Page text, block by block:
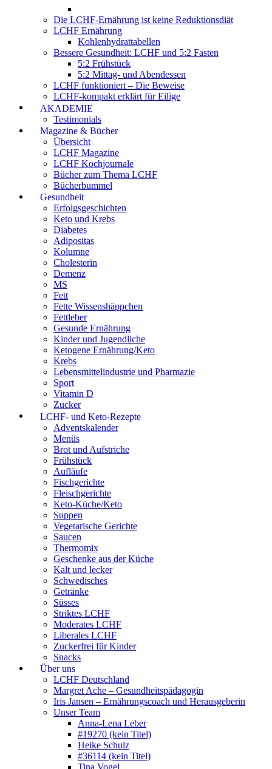
Die LCHF-Ernährung ist keine Reduktionsdiät
LCHF Ernährung
Kohlenhydrattabellen
Bessere Gesundheit: LCHF und 5:2 Fasten
5:2 Frühstück
5:2 Mittag- und Abendessen
LCHF funktioniert – Die Beweise
LCHF-kompakt erklärt für Eilige
AKADEMIE
Testimonials
Magazine & Bücher
Übersicht
LCHF Magazine
LCHF Kochjournale
Bücher zum Thema LCHF
Bücherbummel
Gesundheit
Erfolgsgeschichten
Keto und Krebs
Diabetes
Adipositas
Kolumne
Cholesterin
Demenz
MS
Fett
Fette Wissenshäppchen
Fettleber
Gesunde Ernährung
Kinder und Jugendliche
Ketogene Ernährung/Keto
Krebs
Lebensmittelindustrie und Pharmazie
Sport
Vitamin D
Zucker
LCHF- und Keto-Rezepte
Adventskalender
Menüs
Brot und Aufstriche
Frühstück
Aufläufe
Fischgerichte
Fleischgerichte
Keto-Küche/Keto
Suppen
Vegetarische Gerichte
Saucen
Thermomix
Geschenke aus der Küche
Kalt und lecker
Schwedisches
Getränke
Süsses
Striktes LCHF
Moderates LCHF
Liberales LCHF
Zuckerfrei für Kinder
Snacks
Über uns
LCHF Deutschland
Margret Ache – Gesundheitspädagogin
Iris Jansen – Ernährungscoach und Herausgeberin
Unser Team
Anna-Lena Leber
#19270 (kein Titel)
Heike Schulz
#36114 (kein Titel)
Tina Vogel